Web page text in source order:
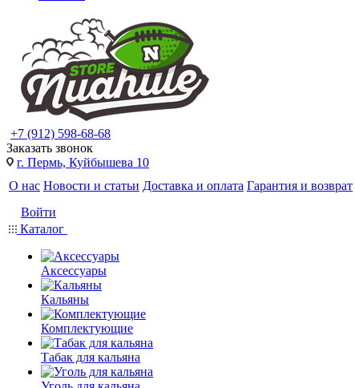
+7 (912) 598-68-68
Заказать звонок
г. Пермь, Куйбышева 10
О нас Новости и статьи Доставка и оплата Гарантия и возврат
Войти
Каталог
Аксессуары
Кальяны
Комплектующие
Табак для кальяна